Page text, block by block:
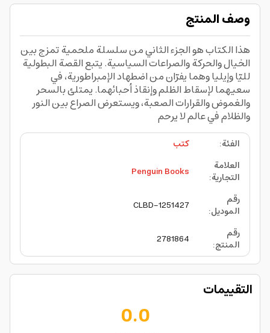
وصف المنتج
هذا الكتاب هو الجزء الثاني من سلسلة ملحمية تمزج بين
الخيال والحركة والصراعات السياسية. يتبع القصة البطولية
لليّا وإيليا وهما يفرّان من اضطهاد الإمبراطورية، في
سعيهما لإسقاط الظلم وإنقاذ أحبائهما. يمتلئ بالسحر
والغموض والقرارات الصعبة، ويستعرض الصراع بين النور
والظلام في عالم لا يرحم
الفئة:
كتب
العلامة
التجارية:
Penguin Books
رقم
الموديل:
CLBD-1251427
رقم
المنتج:
2781864
التقييمات
0.0